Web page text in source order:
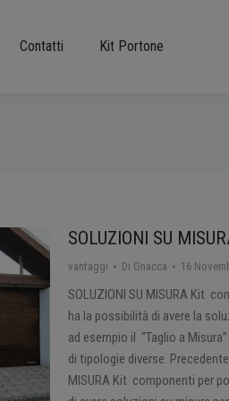
Contatti Kit Portone
SOLUZIONI SU
vantaggi Di Gnacca 16
SOLUZIONI SU MISURA Kit
ha la possibilità di avere la
ad esempio il “Taglio a
di tipologie diverse.
MISURA Kit componenti per